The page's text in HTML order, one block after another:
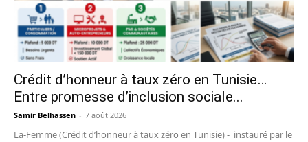
Crédit d’honneur à taux zéro en Tunisie…
Entre promesse d’inclusion sociale...
Samir Belhassen - 7 août 2026
La-Femme (Crédit d’honneur à taux zéro en Tunisie) - instauré par le